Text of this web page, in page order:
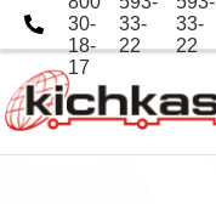
30-
18-
17
33-
22
33-
22